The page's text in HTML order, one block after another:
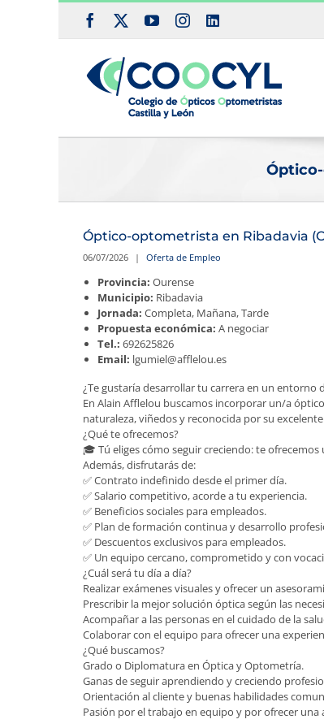
Facebook YouTubeInstagramLinkedIn
Óptico-optometrista en Ribadavia
06/07/2026 | Oferta de Empleo
Provincia: Ourense
Municipio: Ribadavia
Jornada: Completa, Mañana, Tarde
Propuesta económica: A negociar
Tel.: 692625826
Email: lgumiel@afflelou.es
¿Te gustaría desarrollar tu carrera en un entorno
En Alain Afflelou buscamos incorporar un/a
naturaleza, viñedos y reconocida por su
¿Qué te ofrecemos?
🎓 Tú eliges cómo seguir creciendo: te
Además, disfrutarás de:
✅ Contrato indefinido desde el primer día.
✅ Salario competitivo, acorde a tu experiencia.
✅ Beneficios sociales para empleados.
✅ Plan de formación continua y desarrollo
✅ Descuentos exclusivos para empleados.
✅ Un equipo cercano, comprometido y con
¿Cuál será tu día a día?
Realizar exámenes visuales y ofrecer un
Prescribir la mejor solución óptica según las
Acompañar a las personas en el cuidado de la
Colaborar con el equipo para ofrecer una
¿Qué buscamos?
Grado o Diplomatura en Óptica y Optometría.
Ganas de seguir aprendiendo y creciendo
Orientación al cliente y buenas habilidades
Pasión por el trabajo en equipo y por ofrecer una